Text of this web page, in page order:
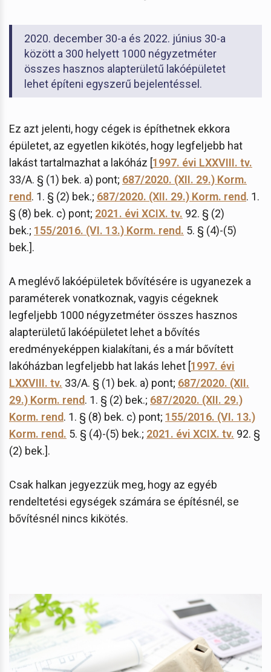
2020. december 30-a és 2022. június 30-a
között a 300 helyett 1000 négyzetméter
összes hasznos alapterületű lakóépületet
lehet építeni egyszerű bejelentéssel.
Ez azt jelenti, hogy cégek is építhetnek ekkora
épületet, az egyetlen kikötés, hogy legfeljebb hat
lakást tartalmazhat a lakóház [1997. évi LXXVIII. tv.
33/A. § (1) bek. a) pont; 687/2020. (XII. 29.) Korm.
rend. 1. § (2) bek.; 687/2020. (XII. 29.) Korm. rend. 1.
§ (8) bek. c) pont; 2021. évi XCIX. tv. 92. § (2)
bek.; 155/2016. (VI. 13.) Korm. rend. 5. § (4)-(5)
bek.].
A meglévő lakóépületek bővítésére is ugyanezek a
paraméterek vonatkoznak, vagyis cégeknek
legfeljebb 1000 négyzetméter összes hasznos
alapterületű lakóépületet lehet a bővítés
eredményeképpen kialakítani, és a már bővített
lakóházban legfeljebb hat lakás lehet [1997. évi
LXXVIII. tv. 33/A. § (1) bek. a) pont; 687/2020. (XII.
29.) Korm. rend. 1. § (2) bek.; 687/2020. (XII. 29.)
Korm. rend. 1. § (8) bek. c) pont; 155/2016. (VI. 13.)
Korm. rend. 5. § (4)-(5) bek.; 2021. évi XCIX. tv. 92. §
(2) bek.].
Csak halkan jegyezzük meg, hogy az egyéb
rendeltetési egységek számára se építésnél, se
bővítésnél nincs kikötés.